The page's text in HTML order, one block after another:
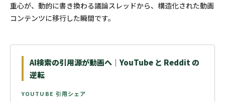
重心が、動的に書き換わる議論スレッドから、構造化された動画
コンテンツに移行した瞬間です。
AI検索の引用源が動画へ｜YouTube と Reddit の
逆転
YOUTUBE 引用シェア